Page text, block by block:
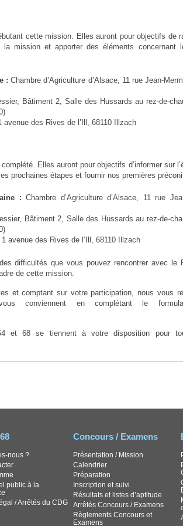
cette mission. Elles auront pour objectifs de
mission et apporter des éléments concernant
:Chambre d’Agriculture d’Alsace, 11 rue Jean-
Bâtiment 2, Salle des Hussards au rez-de-
avenue des Rives de l’Ill, 68110 Illzach
Elles auront pour objectifs d’informer sur
prochaines étapes et fournir nos premières
:Chambre d’Agriculture d’Alsace, 11 rue
Bâtiment 2, Salle des Hussards au rez-de-
avenue des Rives de l’Ill, 68110 Illzach
difficultés que vous pouvez rencontrer avec le
de cette mission.
et comptant sur votre participation, nous vous
conviennent en complétant le
et 68 se tiennent à votre disposition pour
nous ?
public à la
/ Arrêtés du CDG
Concours / Examens
Présentation / Mission
Calendrier
Préparation
Inscription et suivi
Résultats et listes d’aptitude
Arrêtés Concours / Examens
Règlements Concours et
Examens